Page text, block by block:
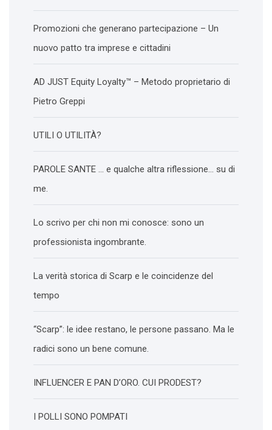
Promozioni che generano partecipazione – Un
nuovo patto tra imprese e cittadini
AD JUST Equity Loyalty™ – Metodo proprietario di
Pietro Greppi
UTILI O UTILITÀ?
PAROLE SANTE … e qualche altra riflessione… su di
me.
Lo scrivo per chi non mi conosce: sono un
professionista ingombrante.
La verità storica di Scarp e le coincidenze del
tempo
“Scarp”: le idee restano, le persone passano. Ma le
radici sono un bene comune.
INFLUENCER E PAN D’ORO. CUI PRODEST?
I POLLI SONO POMPATI